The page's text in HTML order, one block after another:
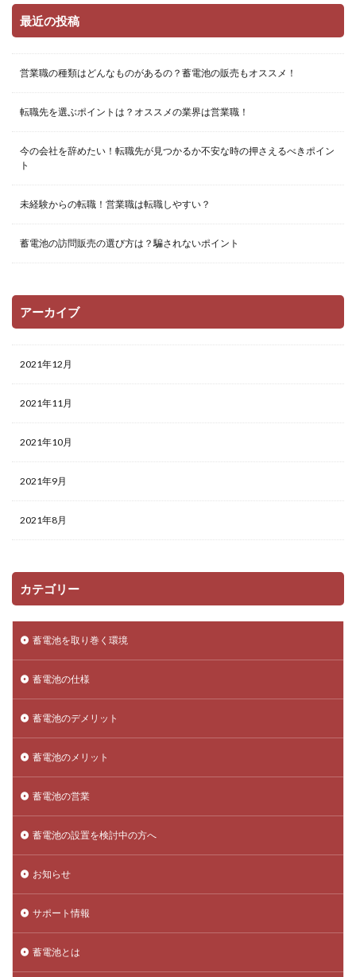
最近の投稿
営業職の種類はどんなものがあるの？蓄電池の販売もオススメ！
転職先を選ぶポイントは？オススメの業界は営業職！
今の会社を辞めたい！転職先が見つかるか不安な時の押さえるべきポイン
ト
未経験からの転職！営業職は転職しやすい？
蓄電池の訪問販売の選び方は？騙されないポイント
アーカイブ
2021年12月
2021年11月
2021年10月
2021年9月
2021年8月
カテゴリー
蓄電池を取り巻く環境
蓄電池の仕様
蓄電池のデメリット
蓄電池のメリット
蓄電池の営業
蓄電池の設置を検討中の方へ
お知らせ
サポート情報
蓄電池とは